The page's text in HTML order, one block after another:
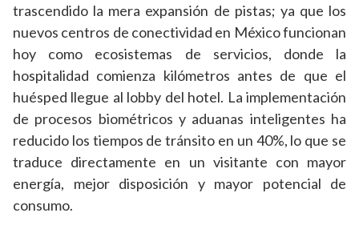
trascendido la mera expansión de pistas; ya que los
nuevos centros de conectividad en México funcionan
hoy como ecosistemas de servicios, donde la
hospitalidad comienza kilómetros antes de que el
huésped llegue al lobby del hotel. La implementación
de procesos biométricos y aduanas inteligentes ha
reducido los tiempos de tránsito en un 40%, lo que se
traduce directamente en un visitante con mayor
energía, mejor disposición y mayor potencial de
consumo.